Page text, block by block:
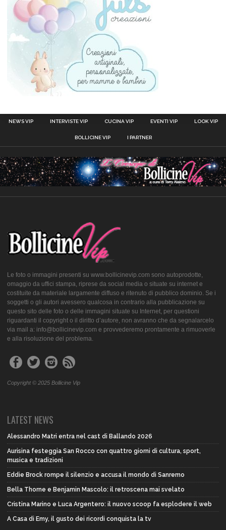
NEWS VIP INTERVISTE VIP CUCINA VIP EVENTI VIP LOOK VIP
BOLLICINE VIP I PARTNER
Le foto o immagini presenti su www.bollicinevip.com sono autoprodotte,
omaggio da uffici stampa, riprese da social media o situate su internet e
costituite da materiale largamente diffuso e ritenuto di pubblico dominio. Se i
soggetti o gli autori avessero qualcosa in contrario alla pubblicazione su
questo sito delle foto o delle immagini situate su Internet, per questioni
riguardanti il copyright o il diritto d’autore, non avranno che da segnalarcelo
via mail a: info@bollicinevip.com e provvederemo prontamente a rimuoverle
e alla risoluzione del problema.
Copyright © 2025 Bollicine Vip
LATEST NEWS
Alessandro Matri entra nel cast di Ballando 2026
Aurisina festeggia San Rocco con quattro giorni di cultura, sport,
musica e tradizioni
Eddie Brock rompe il silenzio e accusa il mondo di Sanremo
Bella Thorne e Benjamin Mascolo: il retroscena mai svelato
Cristina Marino e Luca Argentero: il nuovo scoop fa esplodere il web
A Casa di Emy, il gusto dei ricordi conquista la tv